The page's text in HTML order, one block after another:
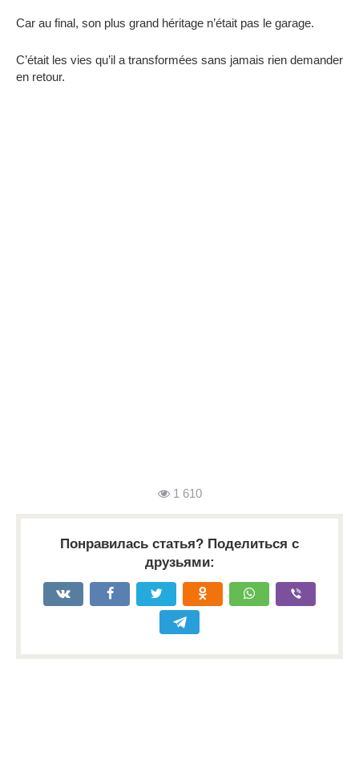
Car au final, son plus grand héritage n’était pas le garage.
C’était les vies qu’il a transformées sans jamais rien demander
en retour.
1 610
Понравилась статья? Поделиться с
друзьями: